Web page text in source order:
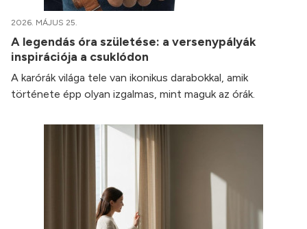
2026. MÁJUS 25.
A legendás óra születése: a versenypályák
inspirációja a csuklódon
A karórák világa tele van ikonikus darabokkal, amik
története épp olyan izgalmas, mint maguk az órák.